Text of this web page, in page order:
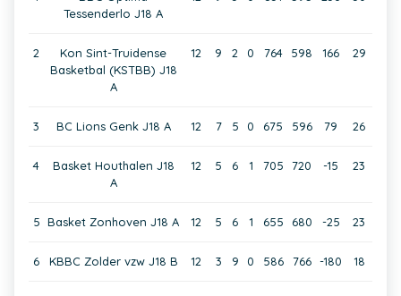
Tessenderlo J18 A
2
Kon Sint-Truidense
Basketbal (KSTBB) J18
A
12 9 2 0 764 598 166 29
3 BC Lions Genk J18 A 12 7 5 0 675 596 79 26
4
Basket Houthalen J18
A
12 5 6 1 705 720 -15 23
5 Basket Zonhoven J18 A 12 5 6 1 655 680 -25 23
6 KBBC Zolder vzw J18 B 12 3 9 0 586 766 -180 18